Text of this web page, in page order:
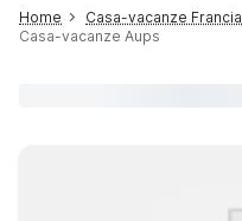
Home Casa-vacanze Francia
Casa-vacanze Aups